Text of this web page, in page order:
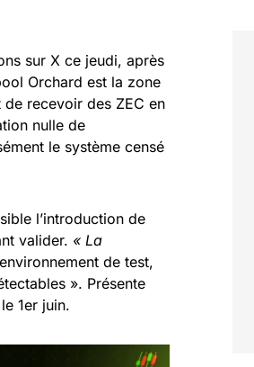
sur X ce jeudi, après
Orchard est la zone
recevoir des ZEC en
nulle de
le système censé
l’introduction de
valider. « La
de test,
». Présente
1er juin.